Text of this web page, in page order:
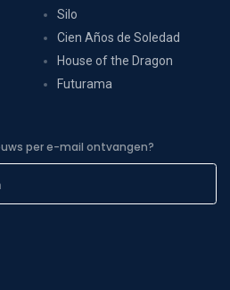
Silo
Cien Años de Soledad
House of the Dragon
Futurama
per e-mail ontvangen?